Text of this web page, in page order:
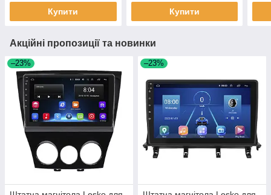
Купити Купити
Акційні пропозиції та новинки
–23% –23%